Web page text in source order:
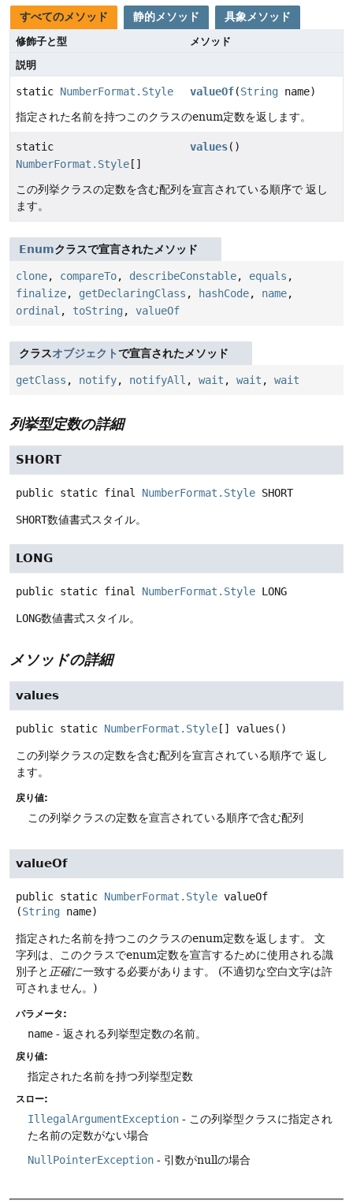
すべてのメソッド 静的メソッド 具象メソッド
修飾子と型
メソッド
説明
static NumberFormat.Style valueOf(String name)
指定された名前を持つこのクラスのenum定数を返します。
static
NumberFormat.Style []
values()
この列挙クラスの定数を含む配列を宣言されている順序で 返し
ます。
Enumクラスで宣言されたメソッド
clone, compareTo, describeConstable, equals ,
finalize, getDeclaringClass , hashCode, name,
ordinal , toString , valueOf
クラスオブジェクトで宣言されたメソッド
getClass , notify, notifyAll , wait , wait , wait
列挙型定数の詳細
SHORT
public static final NumberFormat.Style SHORT
SHORT数値書式スタイル。
LONG
public static final NumberFormat.Style LONG
LONG数値書式スタイル。
メソッドの詳細
values
public static NumberFormat.Style [] values ()
この列挙クラスの定数を含む配列を宣言されている順序で 返し
ます。
戻り値:
この列挙クラスの定数を宣言されている順序で含む配列
valueOf
public static NumberFormat.Style valueOf
(String name)
指定された名前を持つこのクラスのenum定数を返します。
文
字列は、このクラスでenum定数を宣言するために使用される識
別子と 正確に一致する必要があります。
(不適切な空白文字は許
可されません。)
パラメータ:
name - 返される列挙型定数の名前。
戻り値:
指定された名前を持つ列挙型定数
スロー:
IllegalArgumentException - この列挙型クラスに指定され
た名前の定数がない場合
NullPointerException - 引数がnullの場合